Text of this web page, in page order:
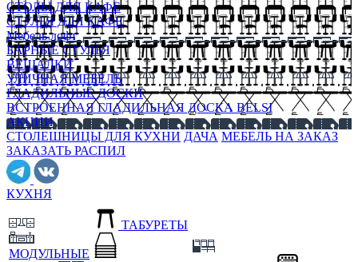
СТОЛЫ ДЛЯ КАФЕ
СТУЛЬЯ ДЛЯ КАФЕ
Мебель лофт
БАРНЫЕ СТУЛЬЯ
ВЕШАЛКИ
УЛИЧНАЯ МЕБЕЛЬ
ГЛАДИЛЬНЫЕ ДОСКИ
ВСТРОЕННАЯ ГЛАДИЛЬНАЯ ДОСКА BELSI
АКЦИИ
СТОЛЕШНИЦЫ ДЛЯ КУХНИ ДАЧА МЕБЕЛЬ НА ЗАКАЗ
ЗАКАЗАТЬ РАСПИЛ
КУХНЯ
МОДУЛЬНЫЕ
ТАБУРЕТЫ